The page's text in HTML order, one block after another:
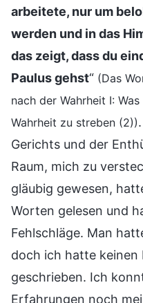
arbeitete, nur um
werden und in das
das zeigt, dass du
Paulus gehst“ (Das
nach der Wahrheit I:
Wahrheit zu streben (2))
Gerichts und der
Raum, mich zu
gläubig gewesen,
Worten gelesen und
Fehlschläge. Man
doch ich hatte
geschrieben. Ich
Erfahrungen noch